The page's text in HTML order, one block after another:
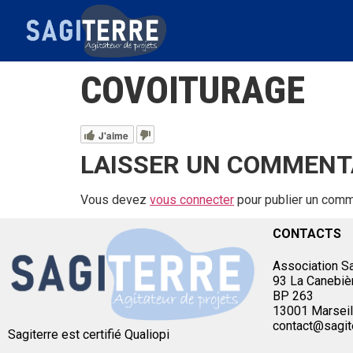
COVOITURAGE
J'aime
LAISSER UN
Vous devez vous connecter pour publier un
Sagiterre est certifié Qualiopi
CONTACTS
Association
93 La
BP 263
13001